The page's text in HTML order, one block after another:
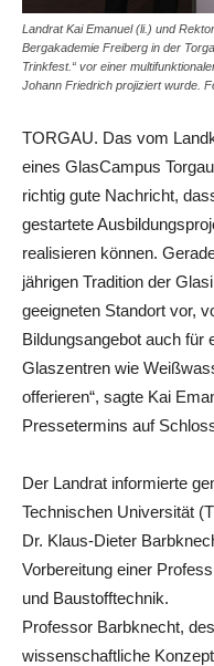
Landrat Kai Emanuel (li.) und
Bergakademie Freiberg in der
Trinkfest.“ vor einer
Johann Friedrich projiziert wurde.
TORGAU. Das vom
eines GlasCampus
richtig gute Nachricht,
gestartete
realisieren können.
jährigen Tradition der
geeigneten Standort vor,
Bildungsangebot auch für
Glaszentren wie
offerieren“, sagte Kai
Pressetermins auf
Der Landrat informierte
Technischen Universität
Dr. Klaus-Dieter
Vorbereitung einer
und Baustofftechnik.
Professor Barbknecht,
wissenschaftliche